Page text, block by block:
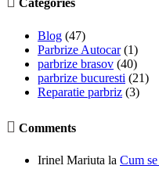
Categories
Blog (47)
Parbrize Autocar(1)
parbrize brasov (40)
parbrize bucuresti (21)
Reparatie parbriz (3)
 Comments
Irinel Mariuta la Cum